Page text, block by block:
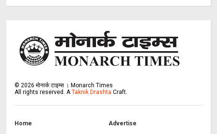
©2026 मोनार्क टाइम्स । Monarch Times
All rights reserved. ATaknik Drashta Craft.
Home Advertise